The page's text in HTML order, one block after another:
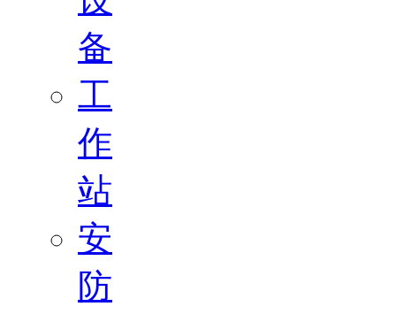
备
工
作
站
安
防